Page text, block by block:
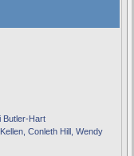
Butler-Hart
Conleth Hill, Wendy